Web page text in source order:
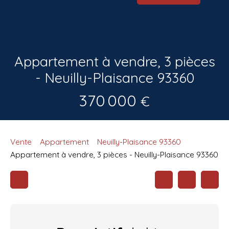
Appartement à vendre, 3 pièces
- Neuilly-Plaisance 93360
370 000 €
Vente Appartement
Neuilly-Plaisance 93360
Appartement à vendre, 3 pièces - Neuilly-Plaisance 93360